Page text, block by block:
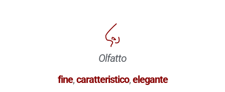
Olfatto
fine,caratteristico,elegante